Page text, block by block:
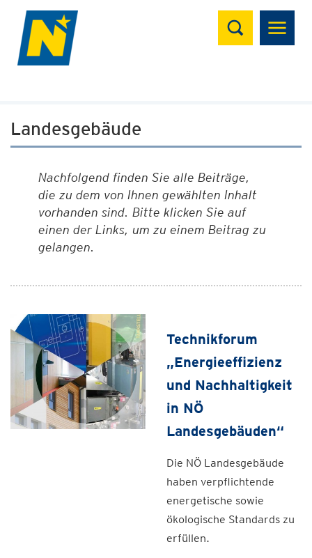
Suchen
Landesgebäude
Nachfolgend finden Sie alle Beiträge,
die zu dem von Ihnen gewählten Inhalt
vorhanden sind. Bitte klicken Sie auf
einen der Links, um zu einem Beitrag zu
gelangen.
Technikforum
„Energieeffizienz
und Nachhaltigkeit
in NÖ
Landesgebäuden“
Die NÖ Landesgebäude
haben verpflichtende
energetische sowie
ökologische Standards zu
erfüllen.